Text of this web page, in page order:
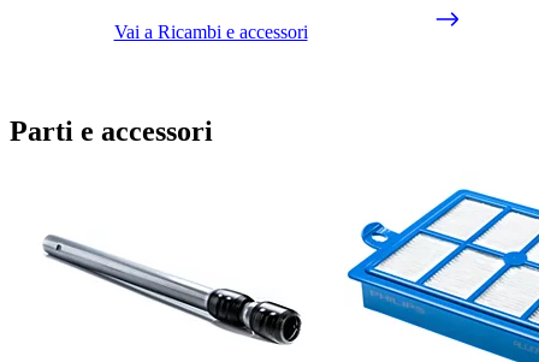
Vai a Ricambi e accessori
Parti e accessori